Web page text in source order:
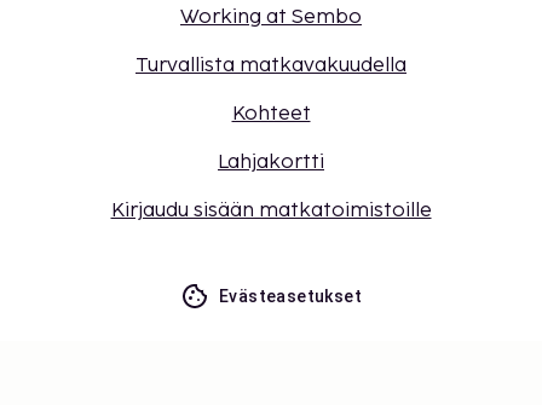
Working at Sembo
Turvallista matkavakuudella
Kohteet
Lahjakortti
Kirjaudu sisään matkatoimistoille
Evästeasetukset